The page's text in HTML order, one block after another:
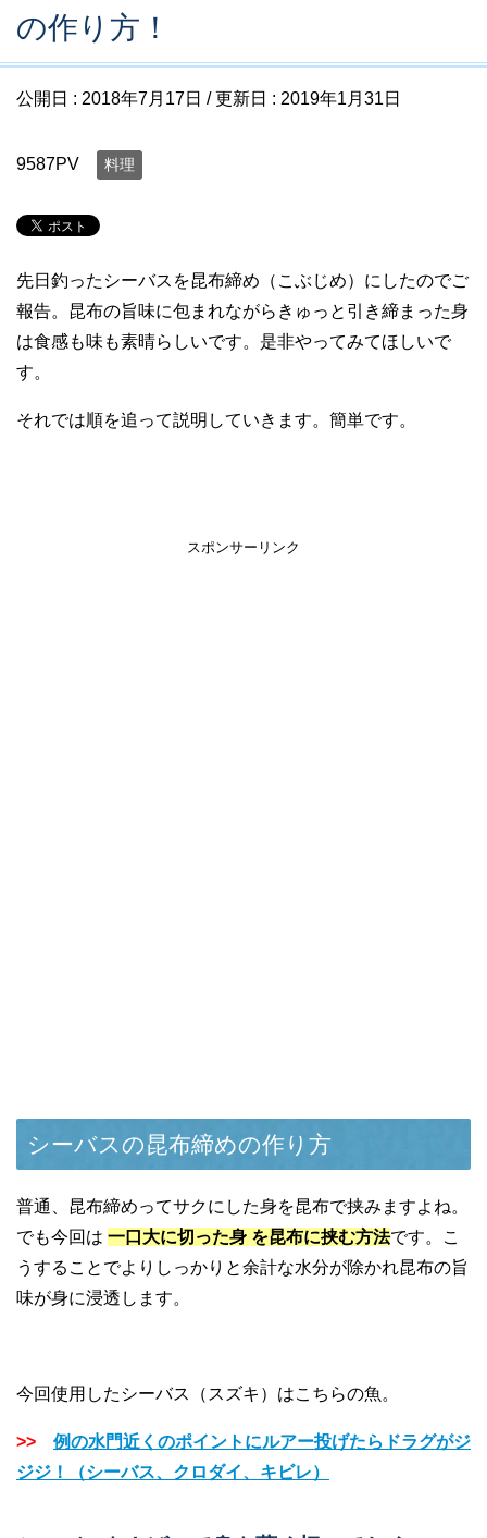
の作り方！
公開日 : 2018年7月17日 / 更新日 : 2019年1月31日
9587PV 料理
先日釣ったシーバスを昆布締め（こぶじめ）にしたのでご
報告。昆布の旨味に包まれながらきゅっと引き締まった身
は食感も味も素晴らしいです。是非やってみてほしいで
す。
それでは順を追って説明していきます。簡単です。
スポンサーリンク
シーバスの昆布締めの作り方
普通、昆布締めってサクにした身を昆布で挟みますよね。
でも今回は 一口大に切った身 を昆布に挟む方法です。こ
うすることでよりしっかりと余計な水分が除かれ昆布の旨
味が身に浸透します。
今回使用したシーバス（スズキ）はこちらの魚。
>>
例の水門近くのポイントにルアー投げたらドラグがジ
ジジ！（シーバス、クロダイ、キビレ）